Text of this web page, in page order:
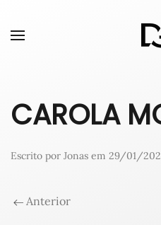
CAROLA
Escrito por Jonas em 29/01/
Anterior